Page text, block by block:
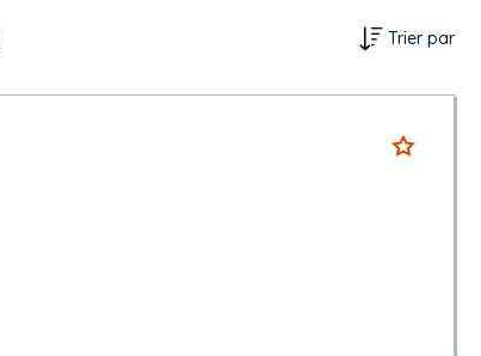
Trier par